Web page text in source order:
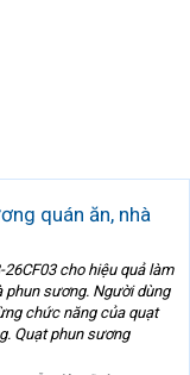
quán ăn, nhà
cho hiệu quả làm
phun sương. Người dùng
chức năng của quạt
Quạt phun sương